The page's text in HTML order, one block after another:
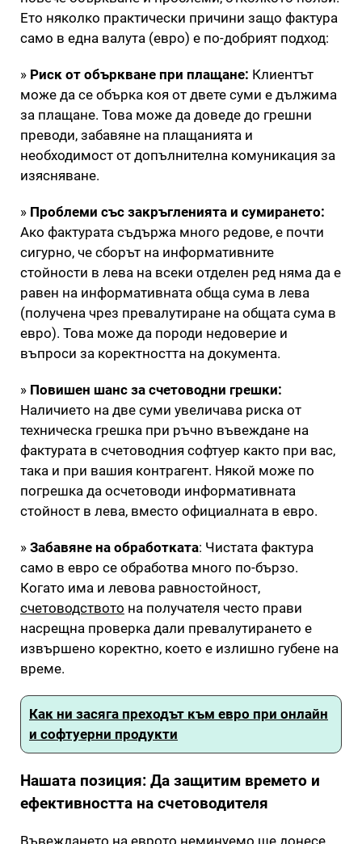
Ето няколко практически причини защо фактура
само в една валута (евро) е по-добрият подход:
» Риск от объркване при плащане: Клиентът
може да се обърка коя от двете суми е дължима
за плащане. Това може да доведе до грешни
преводи, забавяне на плащанията и
необходимост от допълнителна комуникация за
изясняване.
» Проблеми със закръгленията и сумирането:
Ако фактурата съдържа много редове, е почти
сигурно, че сборът на информативните
стойности в лева на всеки отделен ред няма да е
равен на информативната обща сума в лева
(получена чрез превалутиране на общата сума в
евро). Това може да породи недоверие и
въпроси за коректността на документа.
» Повишен шанс за счетоводни грешки:
Наличието на две суми увеличава риска от
техническа грешка при ръчно въвеждане на
фактурата в счетоводния софтуер както при вас,
така и при вашия контрагент. Някой може по
погрешка да осчетоводи информативната
стойност в лева, вместо официалната в евро.
» Забавяне на обработката: Чистата фактура
само в евро се обработва много по-бързо.
Когато има и левова равностойност,
счетоводството на получателя често прави
насрещна проверка дали превалутирането е
извършено коректно, което е излишно губене на
време.
Как ни засяга преходът към евро при онлайн
и софтуерни продукти
Нашата позиция: Да защитим времето и
ефективността на счетоводителя
Въвеждането на еврото неминуемо ще донесе